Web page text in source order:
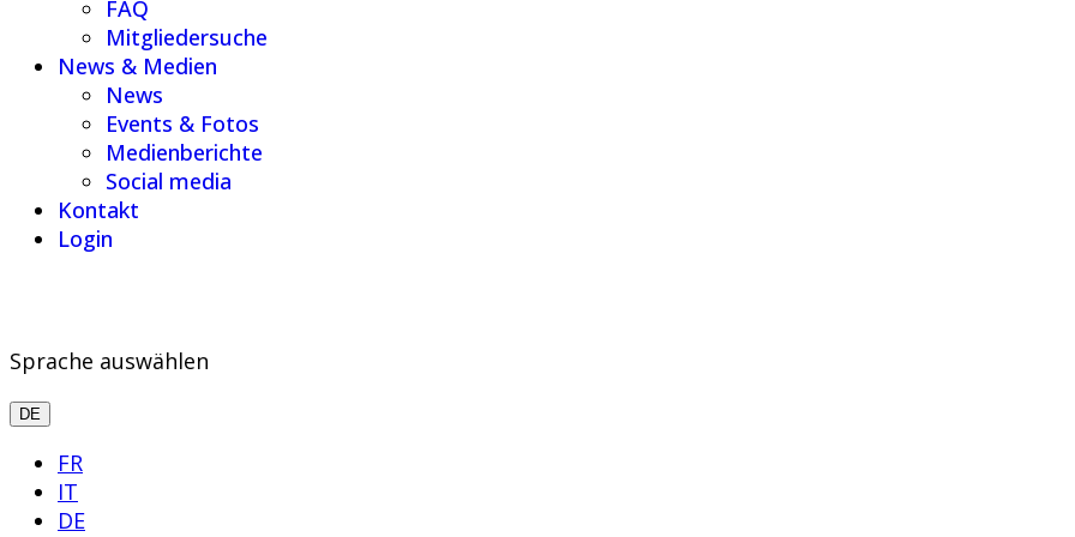
FAQ
Mitgliedersuche
News & Medien
News
Events & Fotos
Medienberichte
Social media
Kontakt
Login
Sprache auswählen
DE
FR
IT
DE